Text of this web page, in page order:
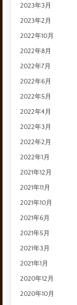
2023年3月
2023年2月
2022年10月
2022年8月
2022年7月
2022年6月
2022年5月
2022年4月
2022年3月
2022年2月
2022年1月
2021年12月
2021年11月
2021年10月
2021年6月
2021年5月
2021年3月
2021年1月
2020年12月
2020年10月